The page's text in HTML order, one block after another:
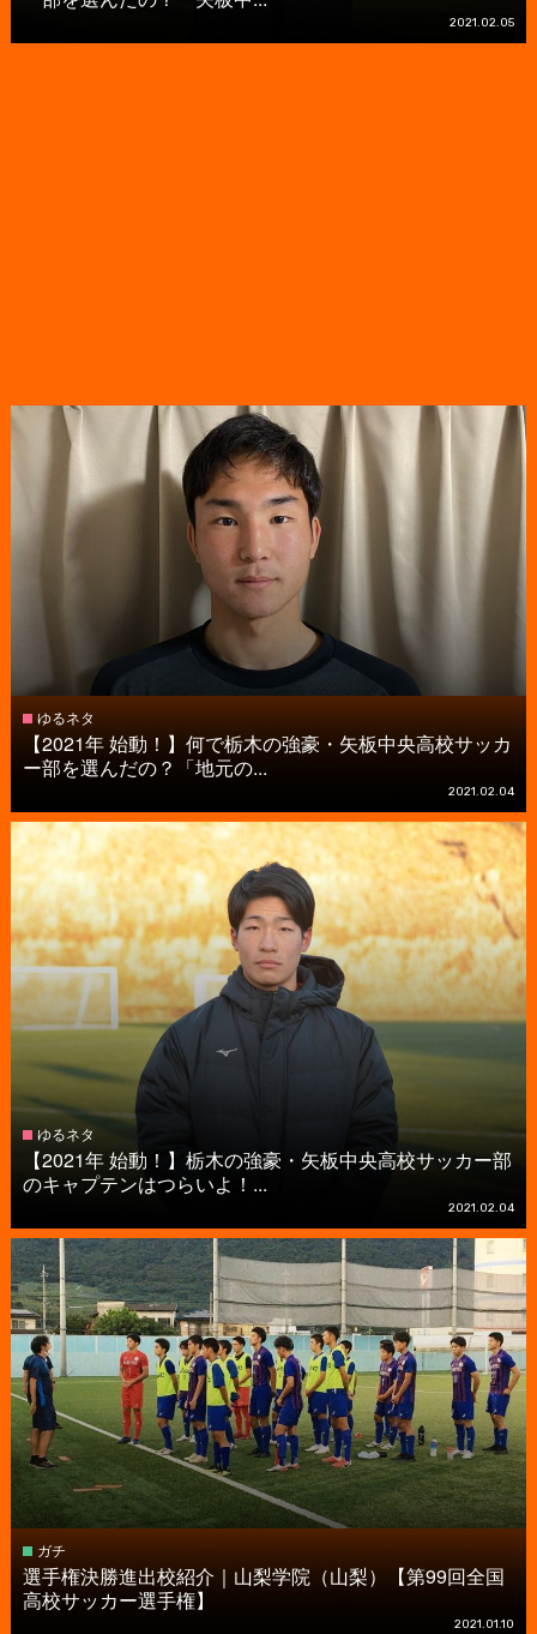
2021.02.05
ゆるネタ
【2021年 始動！】何で栃木の強豪・矢板中央高校サッカ
ー部を選んだの？「地元の...
2021.02.04
ゆるネタ
【2021年 始動！】栃木の強豪・矢板中央高校サッカー部
のキャプテンはつらいよ！...
2021.02.04
ガチ
選手権決勝進出校紹介｜山梨学院（山梨）【第99回全国
高校サッカー選手権】
2021.01.10